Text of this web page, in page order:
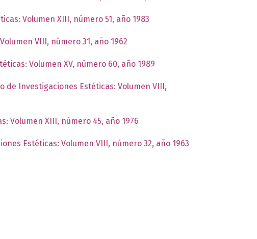
Volumen XIII, número 51, año 1983
VIII, número 31, año 1962
Volumen XV, número 60, año 1989
de Investigaciones Estéticas: Volumen VIII,
Volumen XIII, número 45, año 1976
Estéticas: Volumen VIII, número 32, año 1963